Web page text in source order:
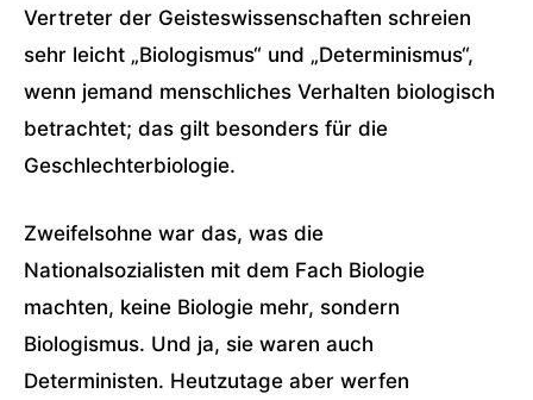
Vertreter der Geisteswissenschaften schreien
sehr leicht „Biologismus“ und „Determinismus“,
wenn jemand menschliches Verhalten biologisch
betrachtet; das gilt besonders für die
Geschlechterbiologie.
Zweifelsohne war das, was die
Nationalsozialisten mit dem Fach Biologie
machten, keine Biologie mehr, sondern
Biologismus. Und ja, sie waren auch
Deterministen. Heutzutage aber werfen